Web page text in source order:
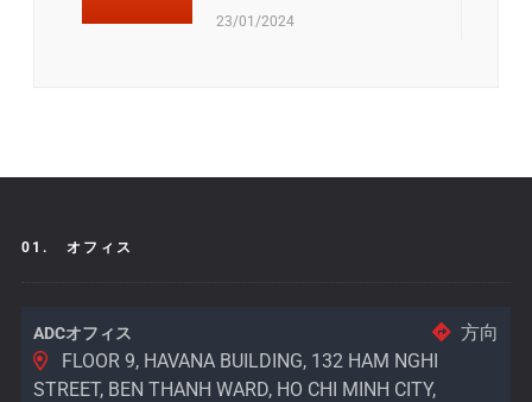
23/01/2024
01. オフィス
ADCオフィス
方向
FLOOR 9, HAVANA BUILDING, 132 HAM NGHI
STREET, BEN THANH WARD, HO CHI MINH CITY,